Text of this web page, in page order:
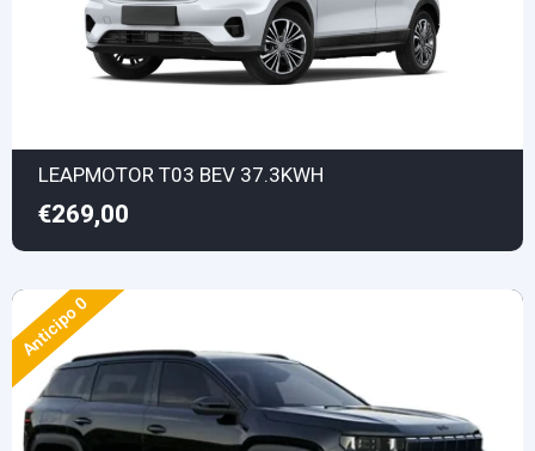
LEAPMOTOR T03 BEV 37.3KWH
€269,00
Anticipo 0